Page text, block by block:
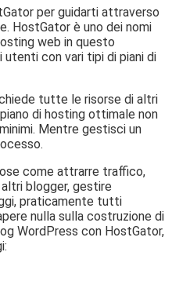
per guidarti attraverso
HostGator è uno dei nomi
web in questo
utenti con vari tipi di piani di
tutte le risorse di altri
di hosting ottimale non
Mentre gestisci un
come attrarre traffico,
blogger, gestire
praticamente tutti
nulla sulla costruzione di
WordPress con HostGator,